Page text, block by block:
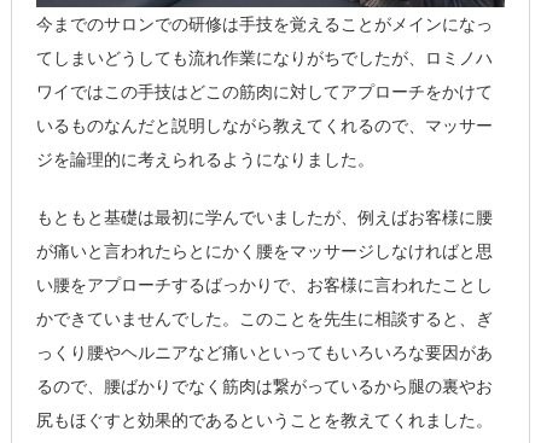
今までのサロンでの研修は手技を覚えることがメインになっ
てしまいどうしても流れ作業になりがちでしたが、ロミノハ
ワイではこの手技はどこの筋肉に対してアプローチをかけて
いるものなんだと説明しながら教えてくれるので、マッサー
ジを論理的に考えられるようになりました。
もともと基礎は最初に学んでいましたが、例えばお客様に腰
が痛いと言われたらとにかく腰をマッサージしなければと思
い腰をアプローチするばっかりで、お客様に言われたことし
かできていませんでした。このことを先生に相談すると、ぎ
っくり腰やヘルニアなど痛いといってもいろいろな要因があ
るので、腰ばかりでなく筋肉は繋がっているから腿の裏やお
尻もほぐすと効果的であるということを教えてくれました。